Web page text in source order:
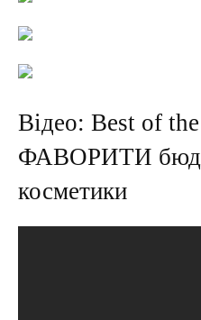
Відео: Best of
ФАВОРИТИ
косметики